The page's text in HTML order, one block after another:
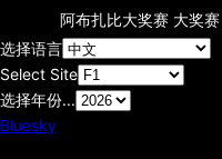
阿布扎比大奖赛 大奖赛
选择语言
Select Site
选择年份...
Bluesky